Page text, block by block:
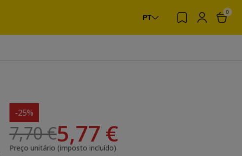
PT
0
-25%
7,70 €5,77 €
Preço unitário (imposto incluído)